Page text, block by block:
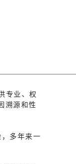
专业、权
溯源和性
多年来一